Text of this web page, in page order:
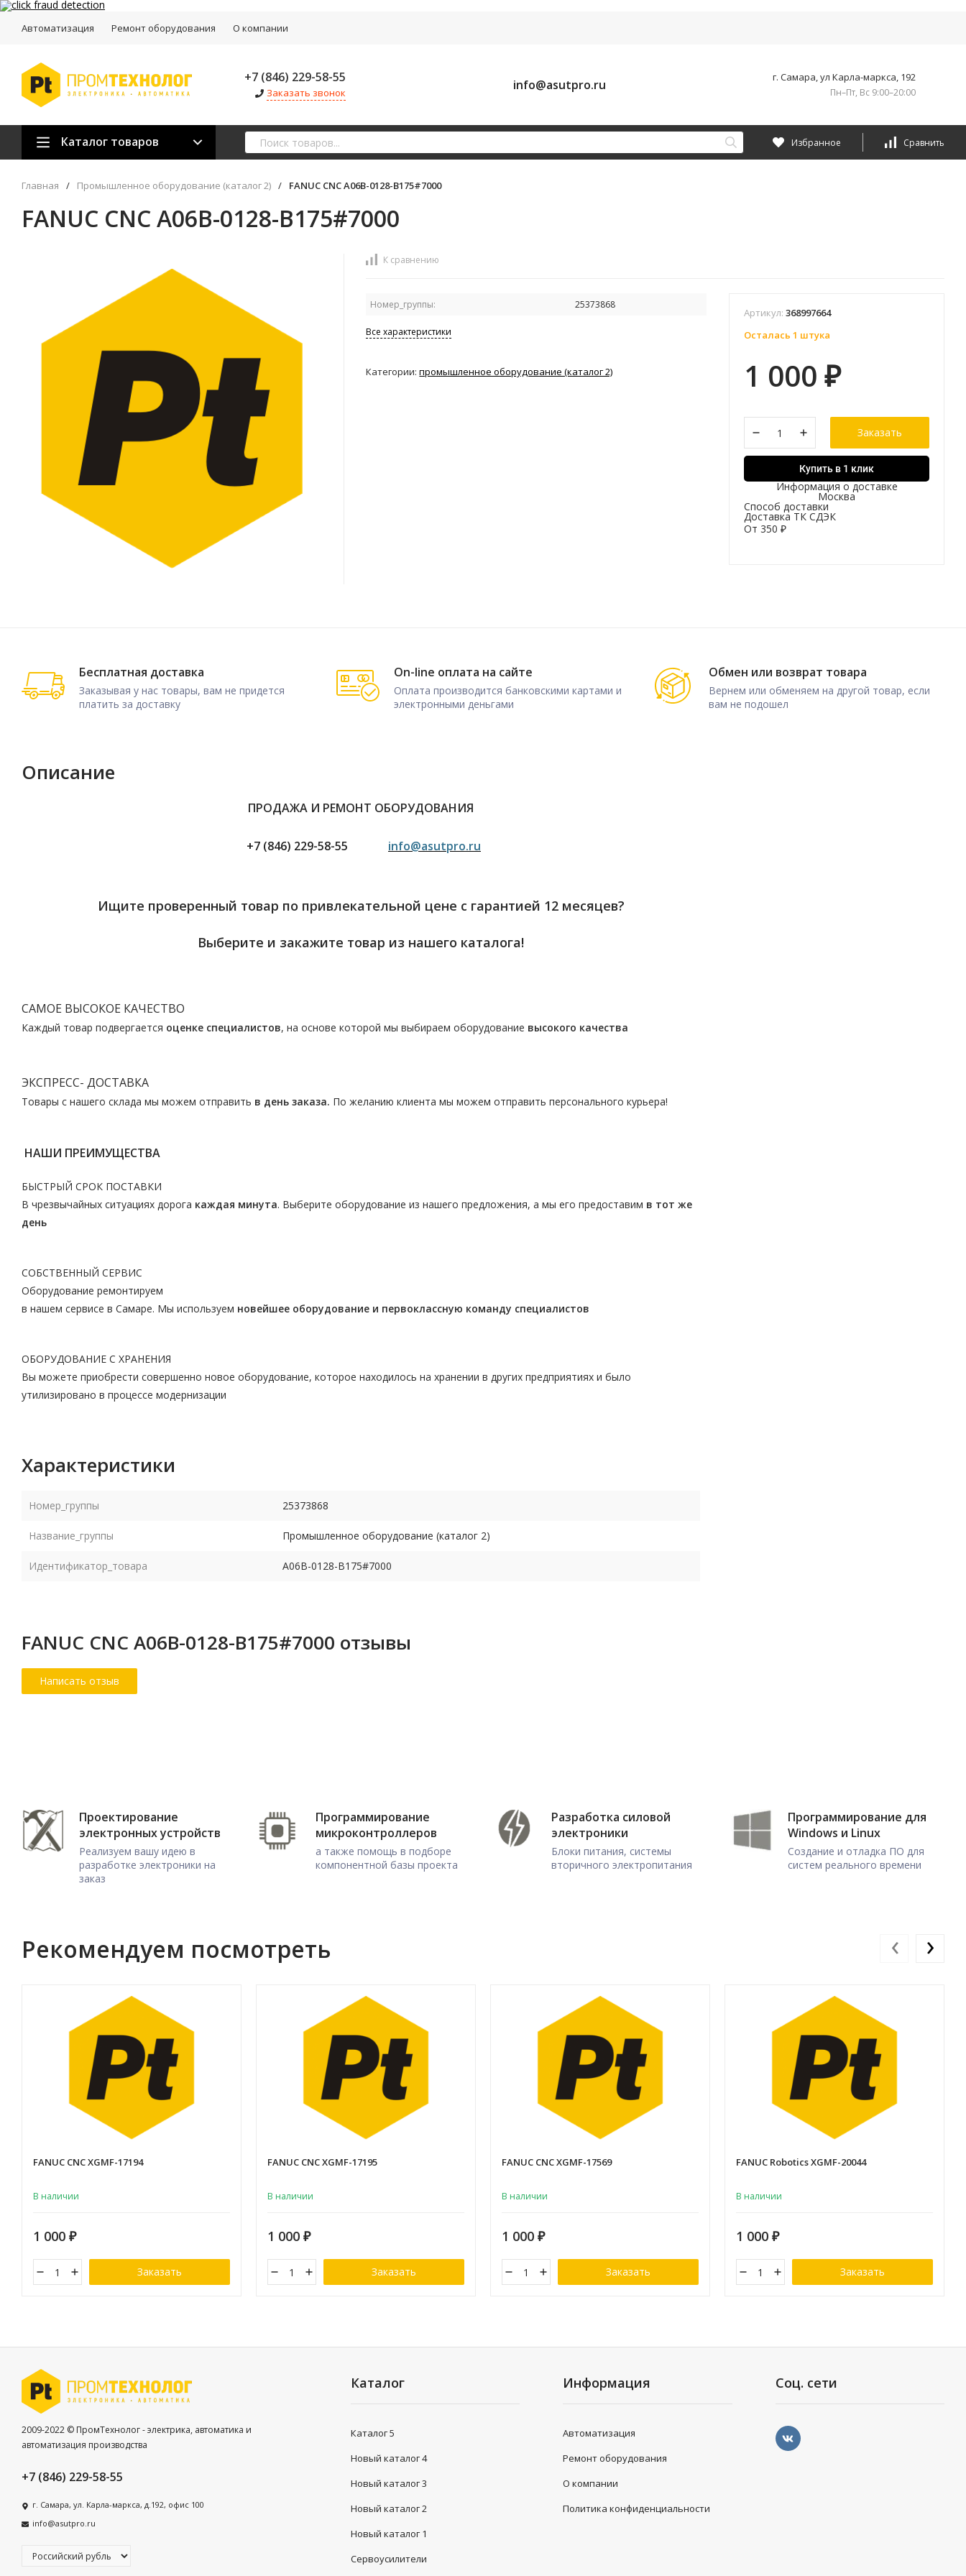
Автоматизация Ремонт оборудования О компании
+7 (846) 229-58-55
Заказать звонок info@asutpro.ru г. Самара, ул Карла-маркса, 192
Пн–Пт, Вс 9:00–20:00
Каталог товаров Избранное Сравнить
Главная / Промышленное оборудование (каталог 2) / FANUC CNC A06B-0128-B175#7000
FANUC CNC A06B-0128-B175#7000
К сравнению
Номер_группы: 25373868
Все характеристики
Категории:промышленное оборудование (каталог 2)
Артикул: 368997664
Осталась 1 штука
1 000 ₽
Заказать
Купить в 1 клик
Информация о доставке
Москва
Способ доставки
Доставка ТК СДЭК
От 350 ₽
Бесплатная доставка
Заказывая у нас товары, вам не придется
платить за доставку
On-line оплата на сайте
Оплата производится банковскими картами и
электронными деньгами
Обмен или возврат товара
Вернем или обменяем на другой товар, если
вам не подошел
Описание
ПРОДАЖА И РЕМОНТ ОБОРУДОВАНИЯ
+7 (846) 229-58-55 info@asutpro.ru
Ищите проверенный товар по привлекательной цене с гарантией 12 месяцев?
Выберите и закажите товар из нашего каталога!
САМОЕ ВЫСОКОЕ КАЧЕСТВО
Каждый товар подвергается оценке специалистов, на основе которой мы выбираем оборудование высокого качества
ЭКСПРЕСС- ДОСТАВКА
Товары с нашего склада мы можем отправить в день заказа. По желанию клиента мы можем отправить персонального курьера!
НАШИ ПРЕИМУЩЕСТВА
БЫСТРЫЙ СРОК ПОСТАВКИ
В чрезвычайных ситуациях дорога каждая минута. Выберите оборудование из нашего предложения, а мы его предоставим в тот же
день
СОБСТВЕННЫЙ СЕРВИС
Оборудование ремонтируем
в нашем сервисе в Самаре. Мы используем новейшее оборудование и первоклассную команду специалистов
ОБОРУДОВАНИЕ С ХРАНЕНИЯ
Вы можете приобрести совершенно новое оборудование, которое находилось на хранении в других предприятиях и было
утилизировано в процессе модернизации
Характеристики
Номер_группы 25373868
Название_группы Промышленное оборудование (каталог 2)
Идентификатор_товара A06B-0128-B175#7000
FANUC CNC A06B-0128-B175#7000 отзывы
Проектирование
электронных устройств
Реализуем вашу идею в
разработке электроники на
заказ
Программирование
микроконтроллеров
а также помощь в подборе
компонентной базы проекта
Разработка силовой
электроники
Блоки питания, системы
вторичного электропитания
Программирование для
Windows и Linux
Создание и отладка ПО для
систем реального времени
Рекомендуем посмотреть
FANUC CNC XGMF-17194
В наличии
1 000 ₽
Заказать
FANUC CNC XGMF-17195
В наличии
1 000 ₽
Заказать
FANUC CNC XGMF-17569
В наличии
1 000 ₽
Заказать
FANUC Robotics XGMF-20044
В наличии
1 000 ₽
Заказать
‹ ›
2009-2022 © ПромТехнолог - электрика, автоматика и
автоматизация производства
+7 (846) 229-58-55
г. Самара, ул. Карла-маркса, д.192, офис 100
info@asutpro.ru
Каталог
Каталог 5
Новый каталог 4
Новый каталог 3
Новый каталог 2
Новый каталог 1
Сервоусилители
Информация
Автоматизация
Ремонт оборудования
О компании
Политика конфиденциальности
Соц. сети